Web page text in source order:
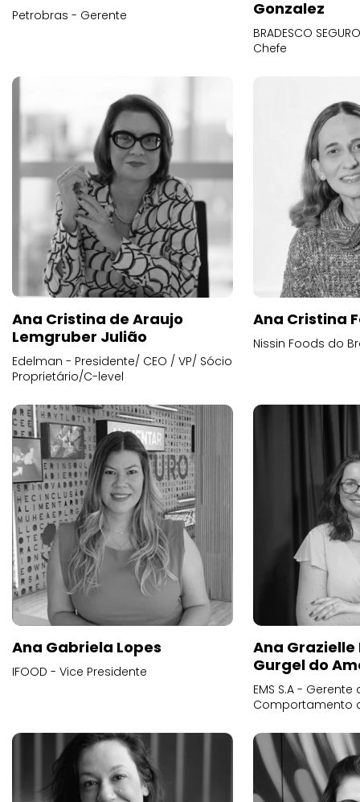
Petrobras - Gerente
Gonzalez
BRADESCO
Chefe
Ana Cristina de Araujo
Lemgruber Julião
Edelman - Presidente/ CEO / VP/ Sócio
Proprietário/C-level
Ana Cristina
Nissin Foods do
Ana Gabriela Lopes
IFOOD - Vice Presidente
Ana
Gurgel do
EMS S.A -
Comportamento